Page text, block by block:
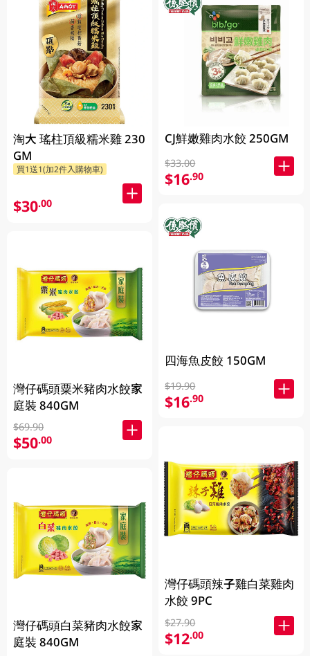
淘大 瑤柱頂級糯米雞 230
GM
買1送1(加2件入購物車)
$30.00
灣仔碼頭粟米豬肉水餃家
庭裝 840GM
$69.90
$50.00
灣仔碼頭白菜豬肉水餃家
庭裝 840GM
CJ鮮嫩雞肉水餃 250GM
$33.00
$16.90
四海魚皮餃 150GM
$19.90
$16.90
灣仔碼頭辣子雞白菜雞肉
水餃 9PC
$27.90
$12.00